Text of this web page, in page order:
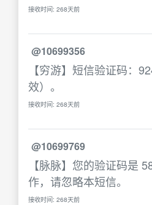
接收时间: 268天前
@10699356
【穷游】短信验证码：
效）。
接收时间: 268天前
@10699769
【脉脉】您的验证码是
作，请忽略本短信。
接收时间: 268天前